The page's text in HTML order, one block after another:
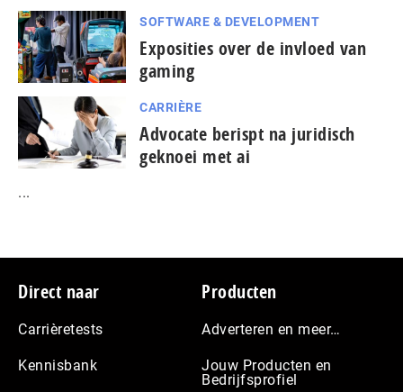
SOFTWARE & DEVELOPMENT
Exposities over de invloed van
gaming
CARRIÈRE
Advocate berispt na juridisch
geknoei met ai
...
Footer
Direct naar
Carrièretests
Kennisbank
Producten
Adverteren en meer…
Jouw Producten en
Bedrijfsprofiel